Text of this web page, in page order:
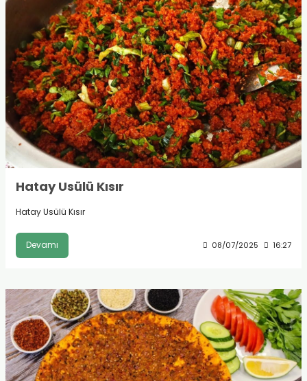
Hatay Usülü Kısır
Hatay Usülü Kısır
Devamı 08/07/2025 16:27